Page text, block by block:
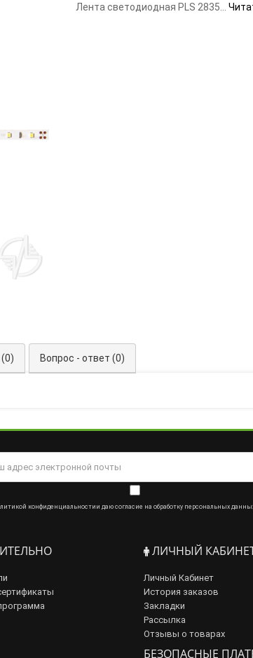
Лента светодиодная PLS 2835...
Вопрос - ответ (0)
конфиденциальности и даю согласие на обработку персональных
ЛИЧНЫЙ
Личный Кабинет
История заказов
Закладки
Рассылка
Отзывы о товарах
БЕЗОПАСНЫЕ